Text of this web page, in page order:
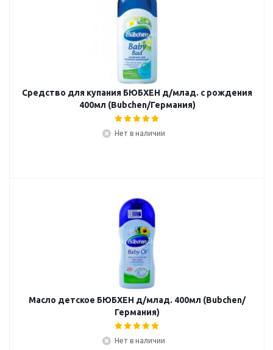
Средство для купания БЮБХЕН д/млад. с рождения
400мл (Bubchen/Германия)
Нет в наличии
Масло детское БЮБХЕН д/млад. 400мл (Bubchen/
Германия)
Нет в наличии